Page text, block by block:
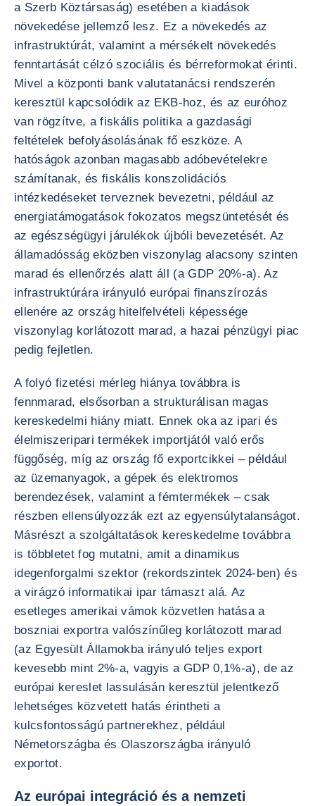
a Szerb Köztársaság) esetében a kiadások
növekedése jellemző lesz. Ez a növekedés az
infrastruktúrát, valamint a mérsékelt növekedés
fenntartását célzó szociális és bérreformokat érinti.
Mivel a központi bank valutatanácsi rendszerén
keresztül kapcsolódik az EKB-hoz, és az euróhoz
van rögzítve, a fiskális politika a gazdasági
feltételek befolyásolásának fő eszköze. A
hatóságok azonban magasabb adóbevételekre
számítanak, és fiskális konszolidációs
intézkedéseket terveznek bevezetni, például az
energiatámogatások fokozatos megszüntetését és
az egészségügyi járulékok újbóli bevezetését. Az
államadósság eközben viszonylag alacsony szinten
marad és ellenőrzés alatt áll (a GDP 20%-a). Az
infrastruktúrára irányuló európai finanszírozás
ellenére az ország hitelfelvételi képessége
viszonylag korlátozott marad, a hazai pénzügyi piac
pedig fejletlen.
A folyó fizetési mérleg hiánya továbbra is
fennmarad, elsősorban a strukturálisan magas
kereskedelmi hiány miatt. Ennek oka az ipari és
élelmiszeripari termékek importjától való erős
függőség, míg az ország fő exportcikkei – például
az üzemanyagok, a gépek és elektromos
berendezések, valamint a fémtermékek – csak
részben ellensúlyozzák ezt az egyensúlytalanságot.
Másrészt a szolgáltatások kereskedelme továbbra
is többletet fog mutatni, amit a dinamikus
idegenforgalmi szektor (rekordszintek 2024-ben) és
a virágzó informatikai ipar támaszt alá. Az
esetleges amerikai vámok közvetlen hatása a
boszniai exportra valószínűleg korlátozott marad
(az Egyesült Államokba irányuló teljes export
kevesebb mint 2%-a, vagyis a GDP 0,1%-a), de az
európai kereslet lassulásán keresztül jelentkező
lehetséges közvetett hatás érintheti a
kulcsfontosságú partnerekhez, például
Németországba és Olaszországba irányuló
exportot.
Az európai integráció és a nemzeti